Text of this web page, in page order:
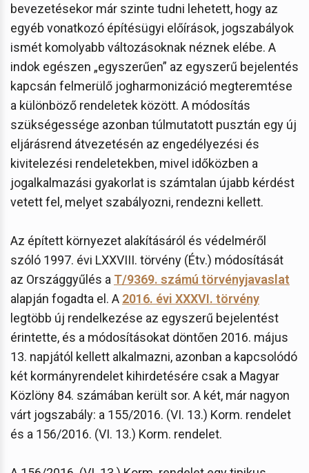
bevezetésekor már szinte tudni lehetett, hogy az
egyéb vonatkozó építésügyi előírások, jogszabályok
ismét komolyabb változásoknak néznek elébe. A
indok egészen „egyszerűen” az egyszerű bejelentés
kapcsán felmerülő jogharmonizáció megteremtése
a különböző rendeletek között. A módosítás
szükségessége azonban túlmutatott pusztán egy új
eljárásrend átvezetésén az engedélyezési és
kivitelezési rendeletekben, mivel időközben a
jogalkalmazási gyakorlat is számtalan újabb kérdést
vetett fel, melyet szabályozni, rendezni kellett.
Az épített környezet alakításáról és védelméről
szóló 1997. évi LXXVIII. törvény (Étv.) módosítását
az Országgyűlés a T/9369. számú törvényjavaslat
alapján fogadta el. A 2016. évi XXXVI. törvény
legtöbb új rendelkezése az egyszerű bejelentést
érintette, és a módosításokat döntően 2016. május
13. napjától kellett alkalmazni, azonban a kapcsolódó
két kormányrendelet kihirdetésére csak a Magyar
Közlöny 84. számában került sor. A két, már nagyon
várt jogszabály: a 155/2016. (VI. 13.) Korm. rendelet
és a 156/2016. (VI. 13.) Korm. rendelet.